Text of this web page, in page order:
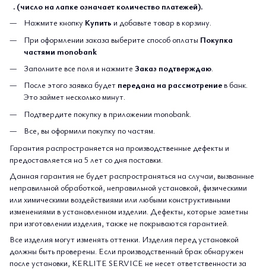
. (число на лапке означает количество платежей).
Нажмите кнопку Купить и добавьте товар в корзину.
При оформлении заказа выберите способ оплаты Покупка
частями monobank
Заполните все поля и нажмите Заказ подтверждаю.
После этого заявка будет передана на рассмотрениев банк.
Это займет несколько минут.
Подтвердите покупку в приложении monobank.
Все, вы оформили покупку по частям.
Гарантия распространяется на производственные дефекты и
предоставляется на 5 лет со дня поставки.
Данная гарантия не будет распространяться на случаи, вызванные
неправильной обработкой, неправильной установкой, физическими
или химическими воздействиями или любыми конструктивными
изменениями в установленном изделии. Дефекты, которые заметны
при изготовлении изделия, также не покрываются гарантией.
Все изделия могут изменять оттенки. Изделия перед установкой
должны быть проверены. Если производственный брак обнаружен
после установки, KERLITE SERVICE не несет ответственности за